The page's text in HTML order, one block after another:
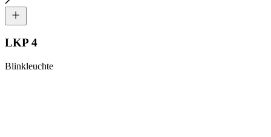
LKP 4
Blinkleuchte